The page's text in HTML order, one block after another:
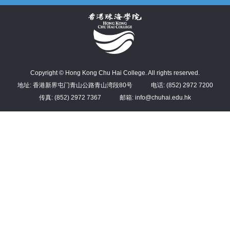
Copyright © Hong Kong Chu Hai College. All rights reserved.
地址: 香港新界屯门青山公路青山湾段80号
电话: (852) 2972 7200
传真: (852) 2972 7367
邮箱: info@chuhai.edu.hk